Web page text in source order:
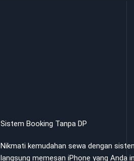
Sistem Booking Tanpa DP
Nikmati kemudahan sewa dengan
langsung memesan iPhone yang Anda